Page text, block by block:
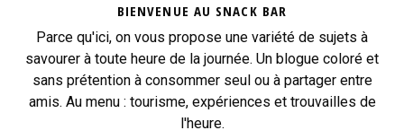
BIENVENUE AU SNACK BAR
Parce qu'ici, on vous propose une variété de sujets à
savourer à toute heure de la journée. Un blogue coloré et
sans prétention à consommer seul ou à partager entre
amis. Au menu : tourisme, expériences et trouvailles de
l'heure.